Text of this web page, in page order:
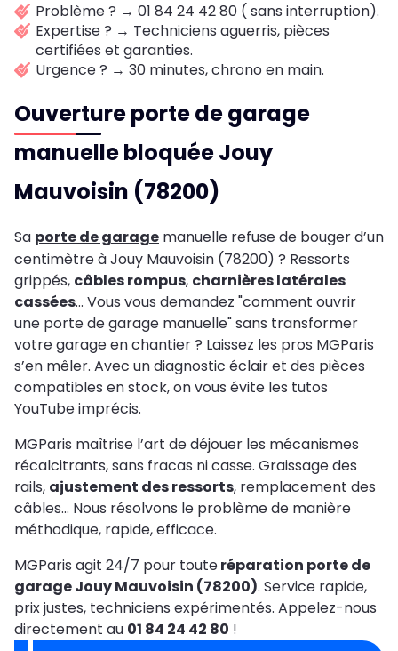
Problème ? → 01 84 24 42 80 ( sans interruption).
Expertise ? → Techniciens aguerris, pièces
certifiées et garanties.
Urgence ? → 30 minutes, chrono en main.
Ouverture porte de garage
manuelle bloquée Jouy
Mauvoisin (78200)
Sa porte de garage manuelle refuse de bouger d’un
centimètre à Jouy Mauvoisin (78200) ? Ressorts
grippés, câbles rompus, charnières latérales
cassées… Vous vous demandez "comment ouvrir
une porte de garage manuelle" sans transformer
votre garage en chantier ? Laissez les pros MGParis
s’en mêler. Avec un diagnostic éclair et des pièces
compatibles en stock, on vous évite les tutos
YouTube imprécis.
MGParis maîtrise l’art de déjouer les mécanismes
récalcitrants, sans fracas ni casse. Graissage des
rails, ajustement des ressorts, remplacement des
câbles… Nous résolvons le problème de manière
méthodique, rapide, efficace.
MGParis agit 24/7 pour touteréparation porte de
garage Jouy Mauvoisin (78200). Service rapide,
prix justes, techniciens expérimentés. Appelez-nous
directement au 01 84 24 42 80 !